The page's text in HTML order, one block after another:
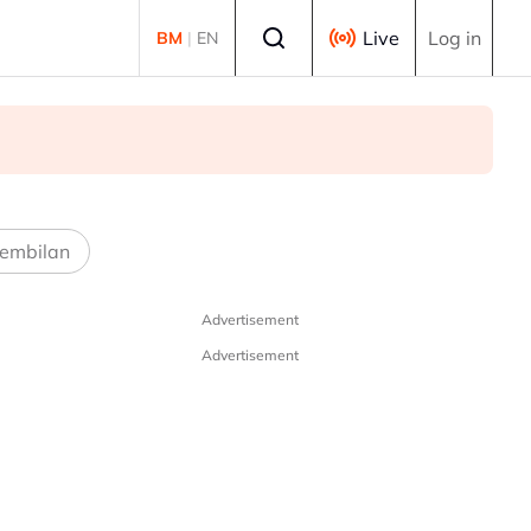
BM | EN Live Log in
Advertisement
Advertisement